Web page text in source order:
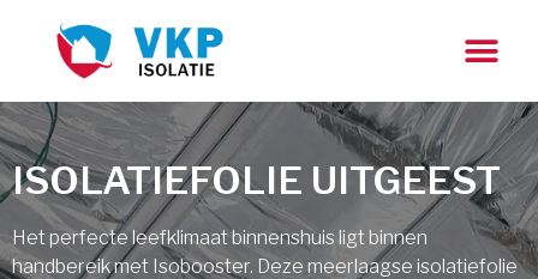
ISOLATIEFOLIE UITGEEST
Het perfecte leefklimaat binnenshuis ligt binnen
handbereik met Isobooster. Deze meerlaagse isolatiefolie